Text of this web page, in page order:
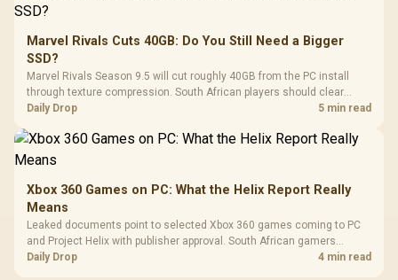
Marvel Rivals Cuts 40GB: Do You Still Need a Bigger
SSD?
Marvel Rivals Season 9.5 will cut roughly 40GB from the PC install
through texture compression. South African players should clear
patch space before buying more storage.
Daily Drop 5 min read
Xbox 360 Games on PC: What the Helix Report Really
Means
Leaked documents point to selected Xbox 360 games coming to PC
and Project Helix with publisher approval. South African gamers
should treat it as a roadmap, not a buying promise.
Daily Drop 4 min read